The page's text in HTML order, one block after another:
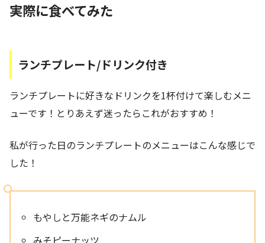
実際に食べてみた
ランチプレート/ドリンク付き
ランチプレートに好きなドリンクを1杯付けて楽しむメニ
ューです！とりあえず迷ったらこれがおすすめ！
私が行った日のランチプレートのメニューはこんな感じで
した！
もやしと万能ネギのナムル